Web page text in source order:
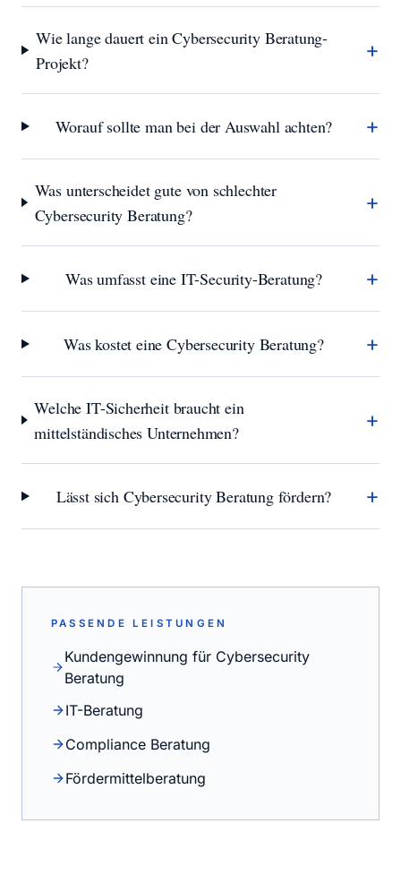
Wie lange dauert ein Cybersecurity Beratung-
Projekt?
+
Worauf sollte man bei der Auswahl achten? +
Was unterscheidet gute von schlechter
Cybersecurity Beratung?
+
Was umfasst eine IT-Security-Beratung? +
Was kostet eine Cybersecurity Beratung? +
Welche IT-Sicherheit braucht ein
mittelständisches Unternehmen?
+
Lässt sich Cybersecurity Beratung fördern? +
PASSENDE LEISTUNGEN
Kundengewinnung für Cybersecurity
Beratung
IT-Beratung
Compliance Beratung
Fördermittelberatung